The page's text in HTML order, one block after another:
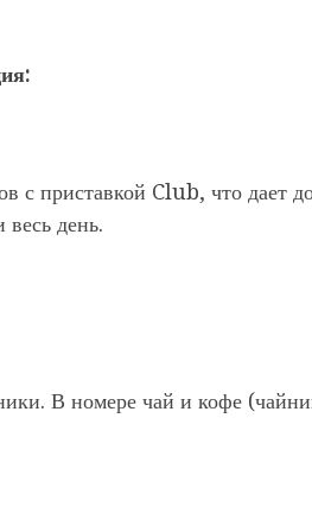
с приставкой Club, что дает
день.
В номере чай и кофе